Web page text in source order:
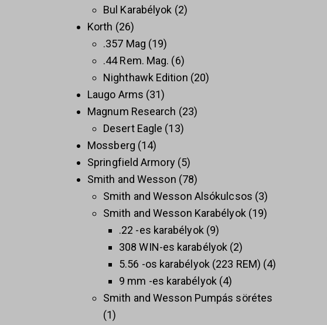
Bul Karabélyok 2
Korth 26
.357 Mag 19
.44 Rem. Mag.
6
Nighthawk Edition 20
Laugo Arms 31
Magnum Research 23
Desert Eagle 13
Mossberg 14
Springfield Armory 5
Smith and Wesson 78
Smith and Wesson Alsókulcsos 3
Smith and Wesson Karabélyok 19
.22 -es karabélyok 9
308 WIN-es karabélyok 2
5.56 -os karabélyok (223 REM) 4
9 mm -es karabélyok 4
Smith and Wesson Pumpás sörétes
1